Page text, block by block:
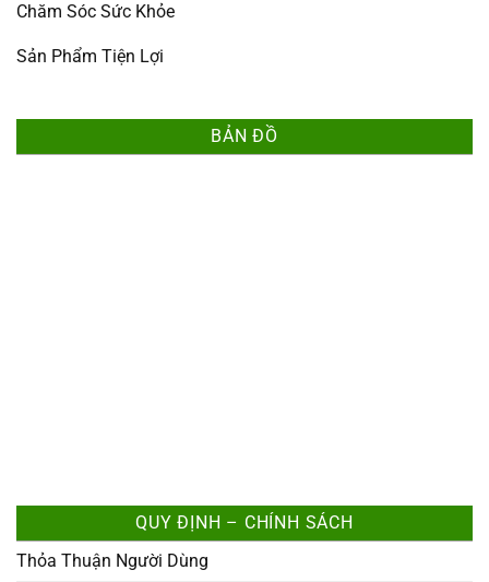
Chăm Sóc Sức Khỏe
Sản Phẩm Tiện Lợi
BẢN ĐỒ
QUY ĐỊNH – CHÍNH SÁCH
Thỏa Thuận Người Dùng